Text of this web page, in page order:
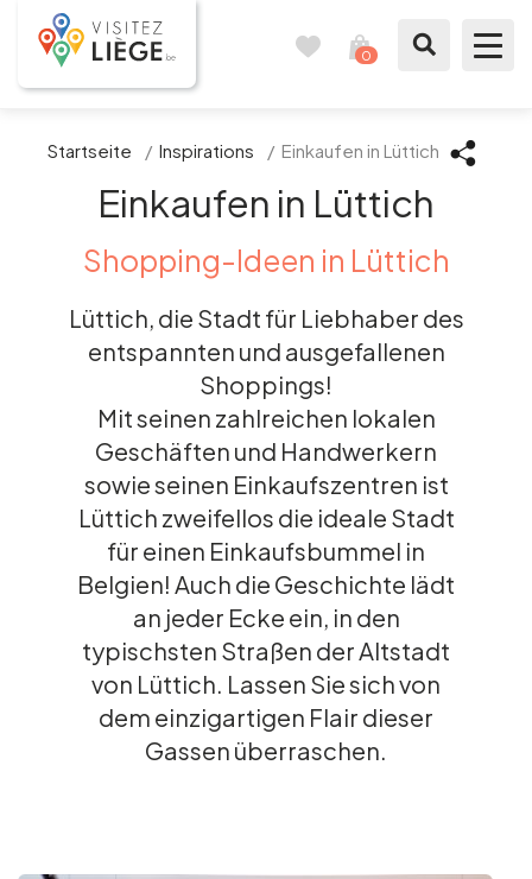
0
Wie ein Bürger von Lüttich
Meinen Aufenthalt vorbereiten
Unsere Vorschläge
Folgen Sie uns
Gruppen und Reiseveranstalter
Startseite / Inspirations / Einkaufen in Lüttich
Einkaufen in Lüttich
Shopping-Ideen in Lüttich
Lüttich, die Stadt für Liebhaber des
entspannten und ausgefallenen
Shoppings!
Mit seinen zahlreichen lokalen
Geschäften und Handwerkern
sowie seinen Einkaufszentren ist
Lüttich zweifellos die ideale Stadt
für einen Einkaufsbummel in
Belgien! Auch die Geschichte lädt
an jeder Ecke ein, in den
typischsten Straßen der Altstadt
von Lüttich. Lassen Sie sich von
dem einzigartigen Flair dieser
Gassen überraschen.